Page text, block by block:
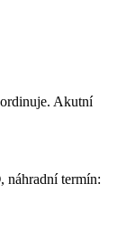
Akutní
, náhradní termín: